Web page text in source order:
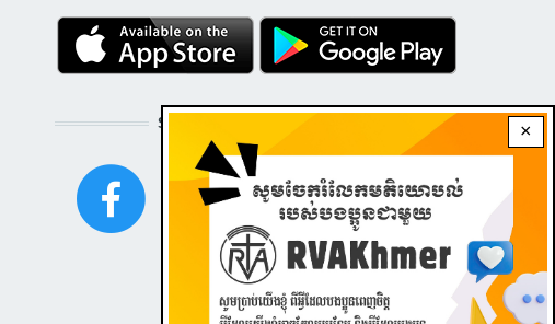
×
STAY CONNECTED WITH US!